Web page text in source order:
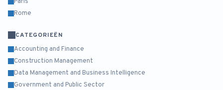
Rome
CATEGORIEËN
Accounting and Finance
Construction Management
Data Management and Business Intelligence
Government and Public Sector